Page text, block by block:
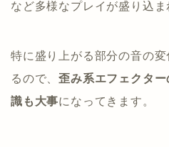
など多様なプレイが盛り込ま
特に盛り上がる部分の音の
るので、歪み系エフェクタ
識も大事になってきます。